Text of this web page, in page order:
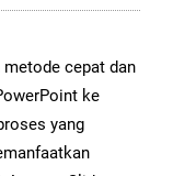
cepat dan
ke
yang